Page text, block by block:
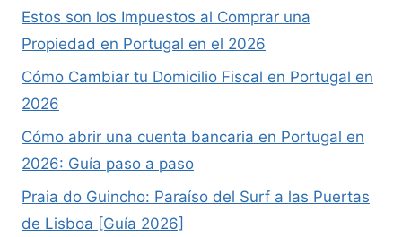
Estos son los Impuestos al Comprar una
Propiedad en Portugal en el 2026
Cómo Cambiar tu Domicilio Fiscal en Portugal en
2026
Cómo abrir una cuenta bancaria en Portugal en
2026: Guía paso a paso
Praia do Guincho: Paraíso del Surf a las Puertas
de Lisboa [Guía 2026]